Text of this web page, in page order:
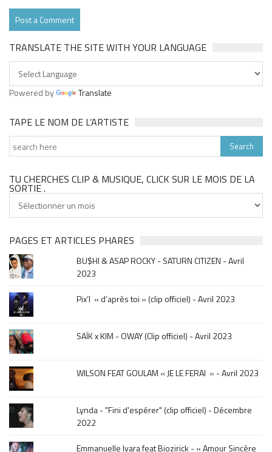
TRANSLATE THE SITE WITH YOUR LANGUAGE
Powered by Translate
TAPE LE NOM DE L’ARTISTE
TU CHERCHES CLIP & MUSIQUE, CLICK SUR LE MOIS DE LA
SORTIE .
cherches
&
musique,
click
sur
le
mois
de
la
sortie
PAGES ET ARTICLES PHARES
BU$HI & ASAP ROCKY - SATURN CITIZEN - Avril
2023
Pix’l « d’après toi » (clip officiel) - Avril 2023
SAÏK x KIM - OWAY (Clip officiel) - Avril 2023
WILSON FEAT GOULAM « JE LE FERAI » - Avril 2023
Lynda - "Fini d'espérer" (clip officiel) - Décembre
2022
Emmanuelle Ivara feat Biozirick - « Amour Sincère